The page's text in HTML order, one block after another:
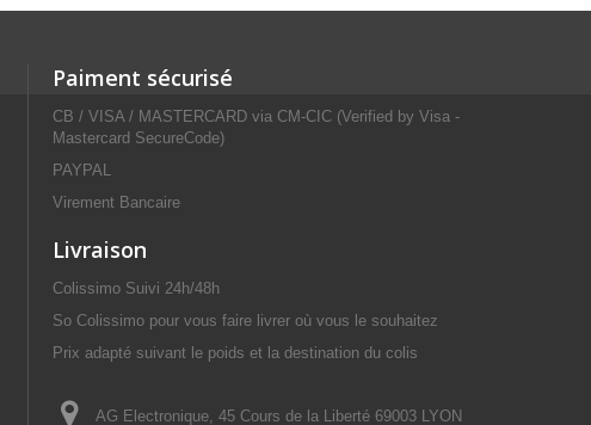
Paiment sécurisé
CB / VISA / MASTERCARD via CM-CIC (Verified by Visa -
Mastercard SecureCode)
PAYPAL
Virement Bancaire
Livraison
Colissimo Suivi 24h/48h
So Colissimo pour vous faire livrer où vous le souhaitez
Prix adapté suivant le poids et la destination du colis
AG Electronique, 45 Cours de la Liberté 69003 LYON